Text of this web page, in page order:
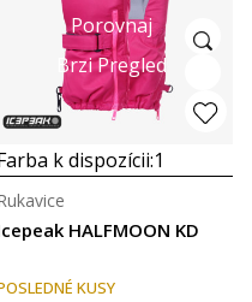
Porovnaj
Brzi Pregled
k dispozícii:1
HALFMOON KD
KUSY